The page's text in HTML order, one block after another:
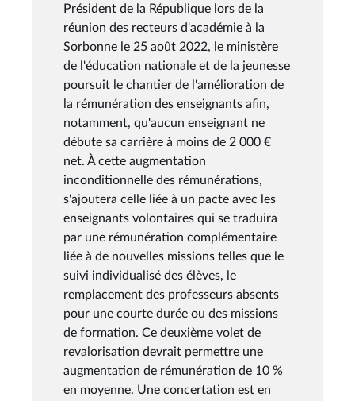
Président de la République lors de la
réunion des recteurs d'académie à la
Sorbonne le 25 août 2022, le ministère
de l'éducation nationale et de la jeunesse
poursuit le chantier de l'amélioration de
la rémunération des enseignants afin,
notamment, qu'aucun enseignant ne
débute sa carrière à moins de 2 000 €
net. À cette augmentation
inconditionnelle des rémunérations,
s'ajoutera celle liée à un pacte avec les
enseignants volontaires qui se traduira
par une rémunération complémentaire
liée à de nouvelles missions telles que le
suivi individualisé des élèves, le
remplacement des professeurs absents
pour une courte durée ou des missions
de formation. Ce deuxième volet de
revalorisation devrait permettre une
augmentation de rémunération de 10 %
en moyenne. Une concertation est en